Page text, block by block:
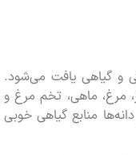
یافت می‌شود.
ماهی، تخم مرغ و
منابع گیاهی خوبی